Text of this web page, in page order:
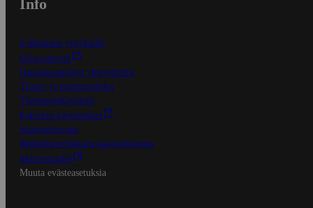
Info
S-Business yrityksille
Oiva-raportit
Osuuskauppojen yhteystiedot
Tilaus- ja toimitusehdot
Tietosuojakäytäntö
Palvelun käyttöehdot
Saavutettavuus
Mobiilisovelluksen saavutettavuus
Mainostajalle
Muuta evästeasetuksia